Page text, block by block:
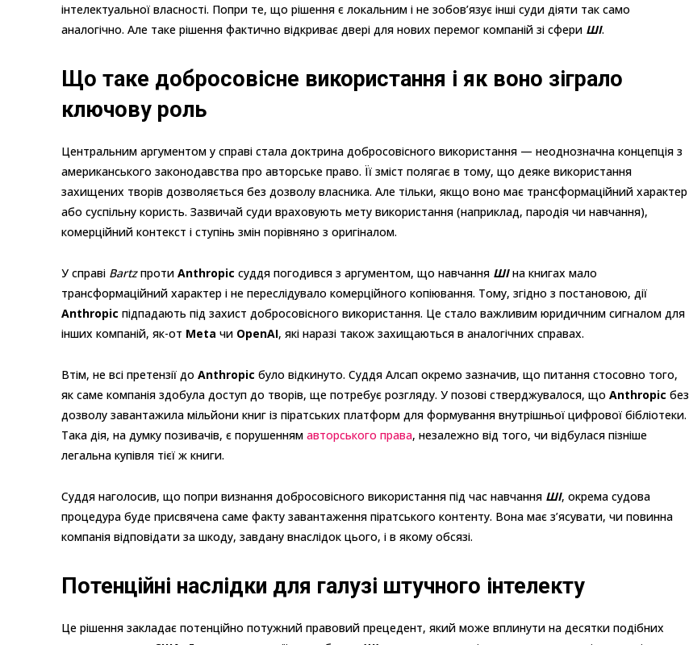
інтелектуальної власності. Попри те, що рішення є локальним і не зобов’язує інші суди діяти так само
аналогічно. Але таке рішення фактично відкриває двері для нових перемог компаній зі сфери ШІ.
Що таке добросовісне використання і як воно зіграло
ключову роль
Центральним аргументом у справі стала доктрина добросовісного використання — неоднозначна концепція з
американського законодавства про авторське право. Її зміст полягає в тому, що деяке використання
захищених творів дозволяється без дозволу власника. Але тільки, якщо воно має трансформаційний характер
або суспільну користь. Зазвичай суди враховують мету використання (наприклад, пародія чи навчання),
комерційний контекст і ступінь змін порівняно з оригіналом.
У справі Bartzпроти Anthropic суддя погодився з аргументом, що навчання ШІна книгах мало
трансформаційний характер і не переслідувало комерційного копіювання. Тому, згідно з постановою, дії
Anthropic підпадають під захист добросовісного використання. Це стало важливим юридичним сигналом для
інших компаній, як-от Meta чи OpenAI, які наразі також захищаються в аналогічних справах.
Втім, не всі претензії до Anthropic було відкинуто. Суддя Алсап окремо зазначив, що питання стосовно того,
як саме компанія здобула доступ до творів, ще потребує розгляду. У позові стверджувалося, що Anthropic без
дозволу завантажила мільйони книг із піратських платформ для формування внутрішньої цифрової бібліотеки.
Така дія, на думку позивачів, є порушенням авторського права, незалежно від того, чи відбулася пізніше
легальна купівля тієї ж книги.
Суддя наголосив, що попри визнання добросовісного використання під час навчання ШІ, окрема судова
процедура буде присвячена саме факту завантаження піратського контенту. Вона має з’ясувати, чи повинна
компанія відповідати за шкоду, завдану внаслідок цього, і в якому обсязі.
Потенційні наслідки для галузі штучного інтелекту
Це рішення закладає потенційно потужний правовий прецедент, який може вплинути на десятки подібних